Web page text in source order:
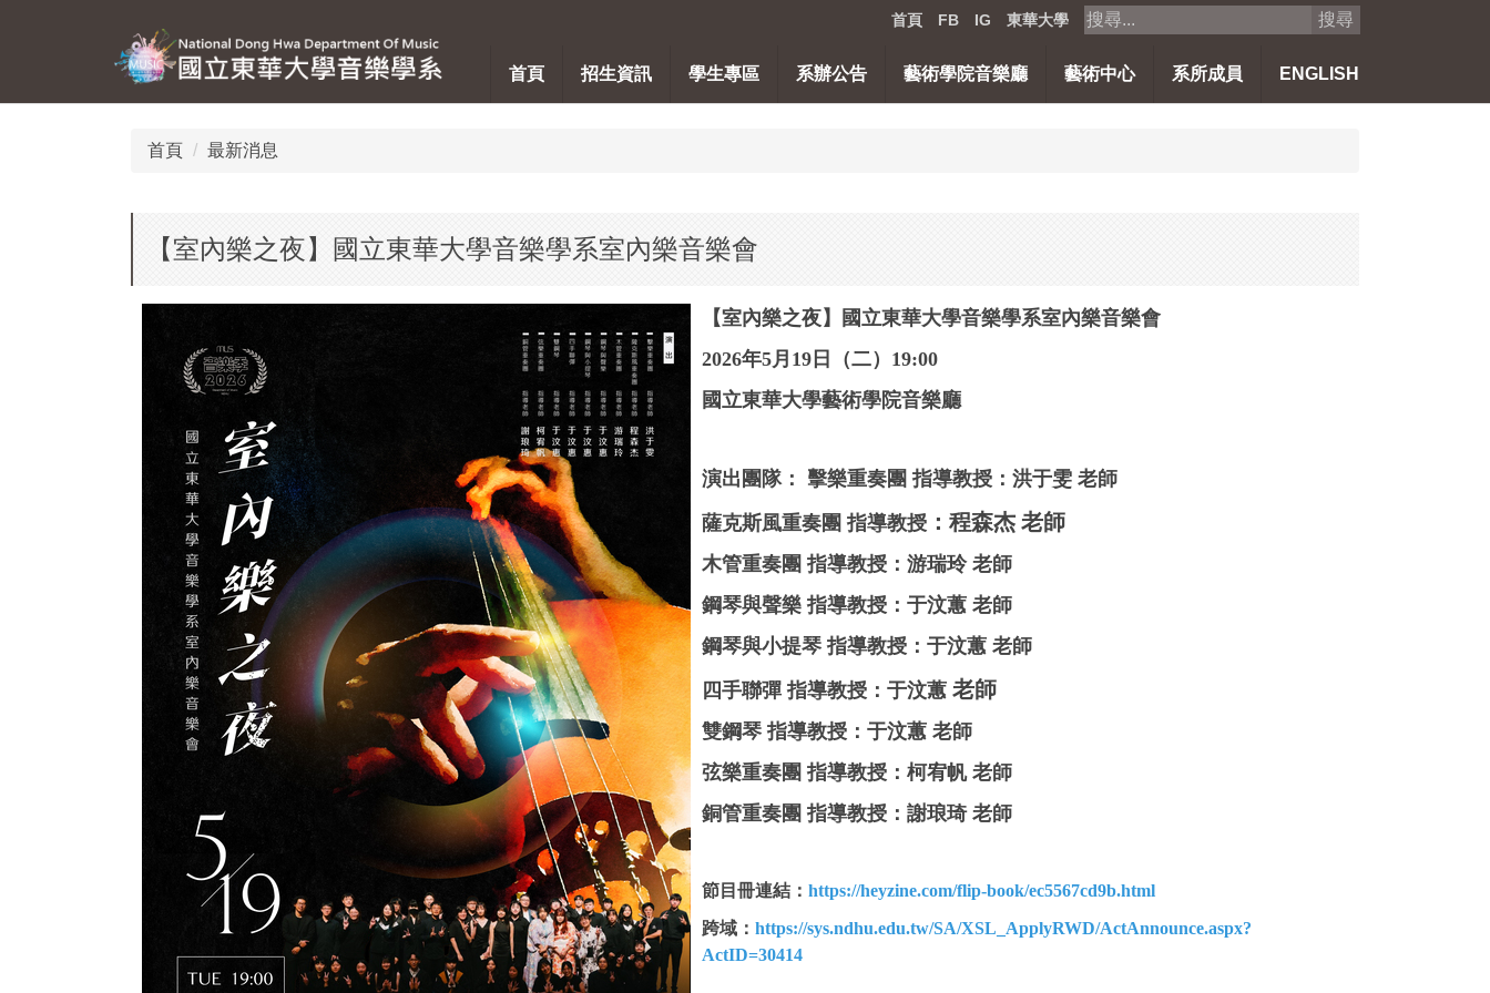
首頁 FB IG 東華大學 搜尋
首頁 招生資訊 學生專區 系辦公告 藝術學院音樂廳 藝術中心 系所成員 ENGLISH
首頁 最新消息
【室內樂之夜】國立東華大學音樂學系室內樂音樂會
【室內樂之夜】國立東華大學音樂學系室內樂音樂會
2026年5月19日（二）19:00
國立東華大學藝術學院音樂廳
演出團隊： 擊樂重奏團 指導教授：洪于雯 老師
薩克斯風重奏團 指導教授 ：程森杰 老師
木管重奏團 指導教授：游瑞玲 老師
鋼琴與聲樂 指導教授：于汶蕙 老師
鋼琴與小提琴 指導教授 ：于汶蕙 老師
四手聯彈 指導教授 ：于汶蕙 老師
雙鋼琴 指導教授 ：于汶蕙 老師
弦樂重奏團 指導教授 ：柯宥帆 老師
銅管重奏團 指導教授 ：謝琅琦 老師
節目冊連結： https://heyzine.com/flip-book/ec5567cd9b.html
跨域： https://sys.ndhu.edu.tw/SA/XSL_ApplyRWD/ActAnnounce.aspx?
ActID=30414